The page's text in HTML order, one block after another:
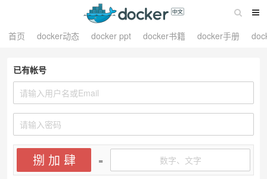
首页 docker动态 docker ppt docker书籍 docker手册
已有帐号
捌 加 肆 =